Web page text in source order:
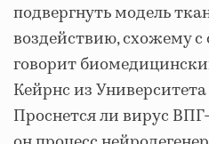
подвергнуть модель
воздействию, схожему с
говорит
Кейрнс из
Проснется ли вирус